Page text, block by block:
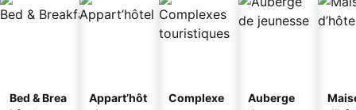
Bed & Brea
Appart’hôt
Complexe
Auberge